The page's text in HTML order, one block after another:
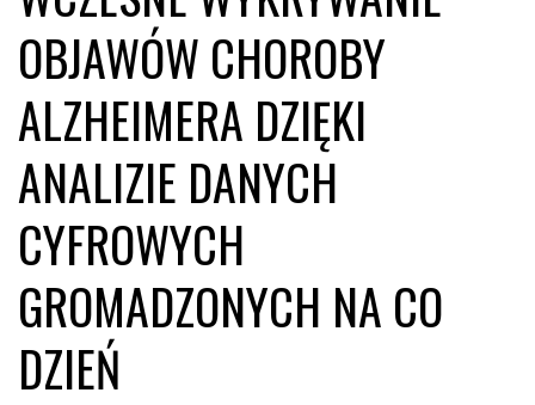
OBJAWÓW CHOROBY
ALZHEIMERA DZIĘKI
ANALIZIE DANYCH
CYFROWYCH
GROMADZONYCH NA CO
DZIEŃ